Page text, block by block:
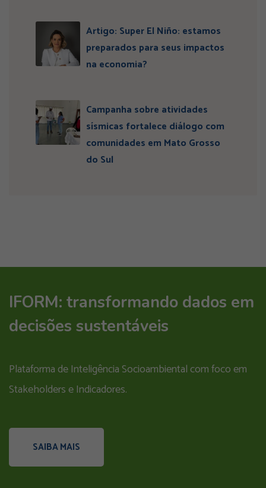
Artigo: Super El Niño: estamos
preparados para seus impactos
na economia?
Campanha sobre atividades
sísmicas fortalece diálogo com
comunidades em Mato Grosso
do Sul
IFORM: transformando dados em
decisões sustentáveis
Plataforma de Inteligência Socioambiental com foco em
Stakeholders e Indicadores.
SAIBA MAIS